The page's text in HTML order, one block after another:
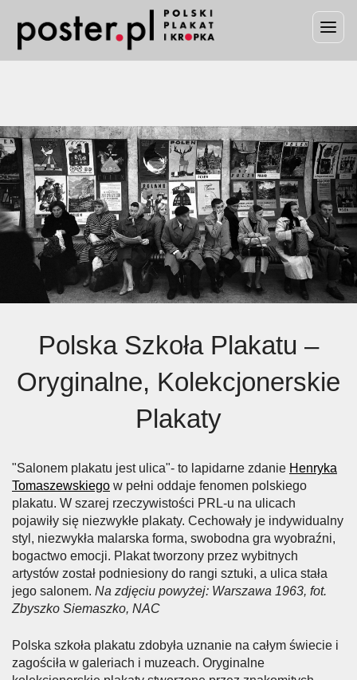
Polska Szkoła Plakatu –
Oryginalne, Kolekcjonerskie
Plakaty
"Salonem plakatu jest ulica"- to lapidarne zdanie Henryka
Tomaszewskiego w pełni oddaje fenomen polskiego
plakatu. W szarej rzeczywistości PRL-u na ulicach
pojawiły się niezwykłe plakaty. Cechowały je indywidualny
styl, niezwykła malarska forma, swobodna gra wyobraźni,
bogactwo emocji. Plakat tworzony przez wybitnych
artystów został podniesiony do rangi sztuki, a ulica stała
jego salonem. Na zdjęciu powyżej: Warszawa 1963, fot.
Zbyszko Siemaszko, NAC
Polska szkoła plakatu zdobyła uznanie na całym świecie i
zagościła w galeriach i muzeach. Oryginalne